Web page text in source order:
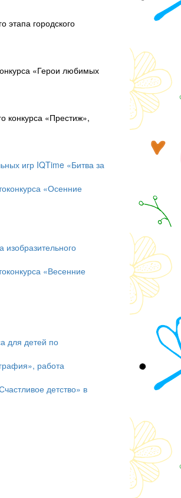
этапа городского
«Герои любимых
конкурса «Престиж»,
игр IQTime «Битва за
«Осенние
«Весенние
для детей по
работа
детство» в